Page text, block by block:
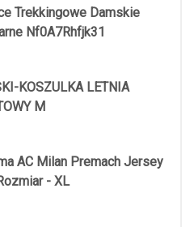
Trekkingowe Damskie
Nf0A7Rhfjk31
KOSZULKA LETNIA
M
AC Milan Premach Jersey
- XL